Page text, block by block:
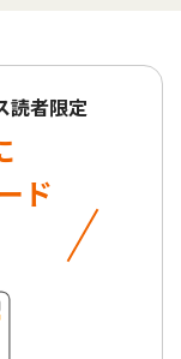
読者限定
ド